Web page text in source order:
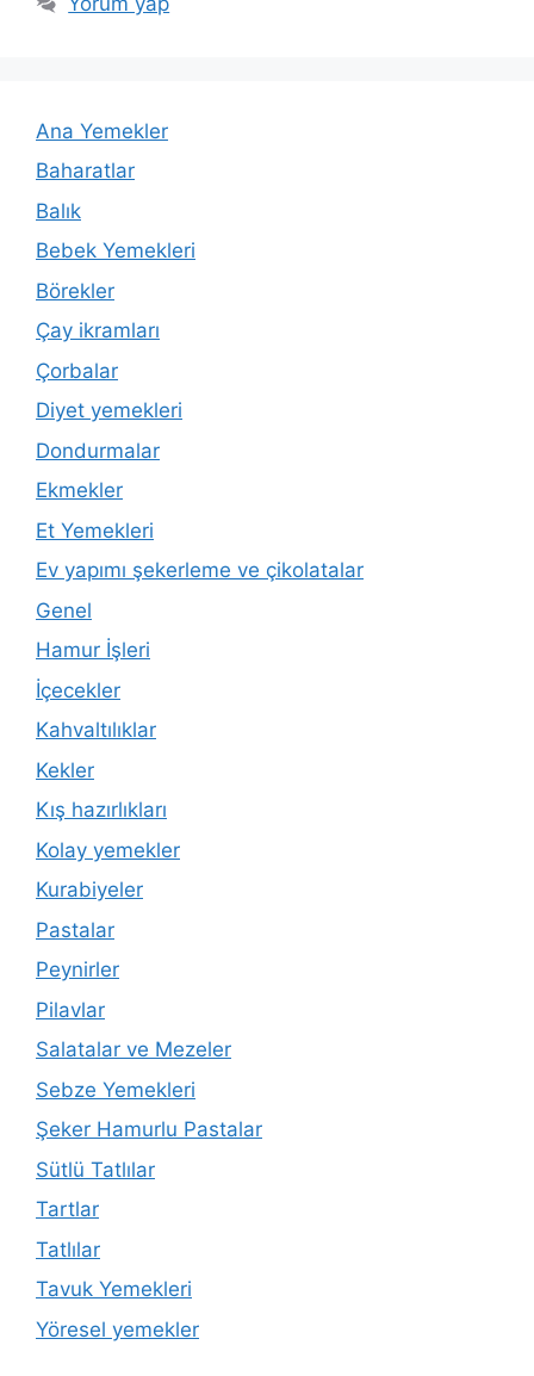
Ana Yemekler
Baharatlar
Balık
Bebek Yemekleri
Börekler
Çay ikramları
Çorbalar
Diyet yemekleri
Dondurmalar
Ekmekler
Et Yemekleri
Ev yapımı şekerleme ve çikolatalar
Genel
Hamur İşleri
İçecekler
Kahvaltılıklar
Kekler
Kış hazırlıkları
Kolay yemekler
Kurabiyeler
Pastalar
Peynirler
Pilavlar
Salatalar ve Mezeler
Sebze Yemekleri
Şeker Hamurlu Pastalar
Sütlü Tatlılar
Tartlar
Tatlılar
Tavuk Yemekleri
Yöresel yemekler